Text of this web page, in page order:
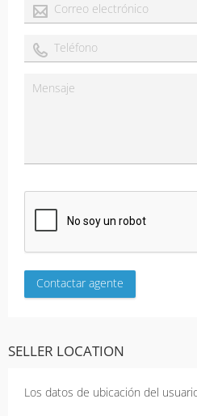
SELLER LOCATION
Los datos de ubicación del